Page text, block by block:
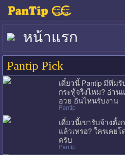
หน้าแรก
Pantip Pick
เดี๋ยวนี้ Pantip มีทีม
กระทู้จริงไหม? อ่าน
อวย อันไหนรับงาน
Pantip
เดี๋ยวนี้เขารับจ้างตั้
แล้วเหรอ? ใครเคย
ครับ
Pantip